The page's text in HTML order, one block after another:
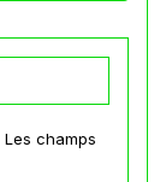
Les champs